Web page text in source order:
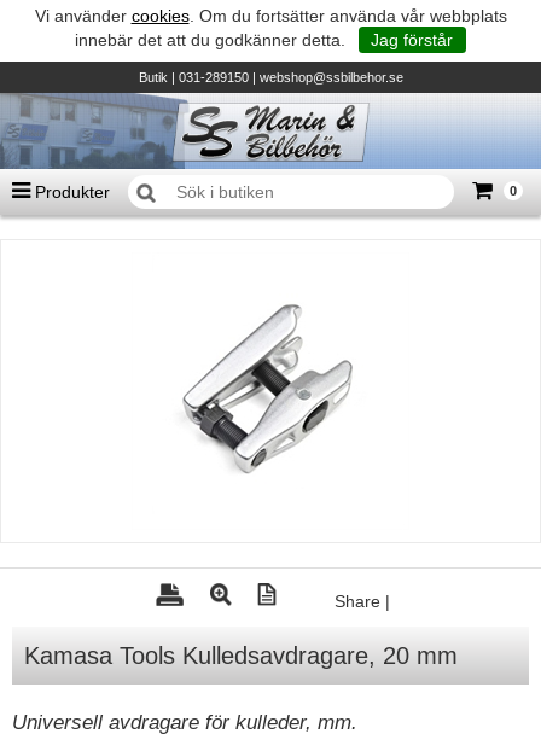
Vi använder cookies. Om du fortsätter använda vår webbplats
innebär det att du godkänner detta.
Jag förstår
Butik| 031-289150 | webshop@ssbilbehor.se
Produkter 0
TILL KASSAN
Suzumar - Gummibåtar
TK Trailer
Share |
Kamasa Tools Kulledsavdragare, 20 mm
Universell avdragare för kulleder, mm.